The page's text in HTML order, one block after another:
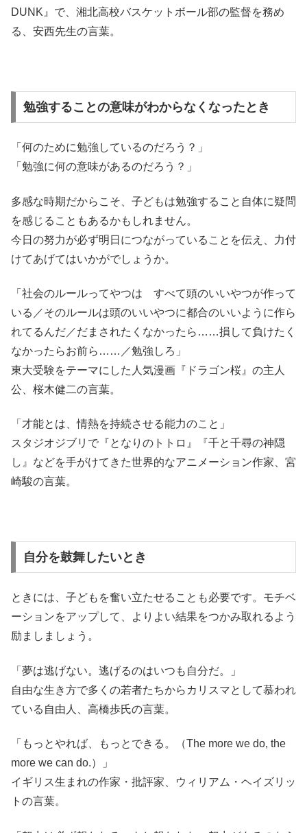
DUNK』で、湘北高校バスケットボール部の監督を務め
る、安西先生の言葉。
勉強することの意味がわからなくなったとき
「何のために勉強しているのだろう？」
「勉強に何の意味があるのだろう？」
多感な時期だからこそ、子どもは勉強すること自体に疑問
を感じることもあるかもしれません。
今日の努力が必ず明日につながっていることを伝え、力付
けてあげてはいかがでしょうか。
「社会のルールってやつは すべて頭のいいやつが作って
いる／そのルールは頭のいいやつに都合のいいように作ら
れてるんだ／だまされたくなかったら……損して負けたく
なかったらお前ら……／勉強しろ」
東大受験をテーマにした人気漫画『ドラゴン桜』の主人
公、桜木健二の言葉。
「才能とは、情熱を持続させる能力のこと」
スタジオジブリで『となりのトトロ』『千と千尋の神隠
し』などを手がけてきた世界的なアニメーション作家、宮
崎駿の言葉。
自分を鼓舞したいとき
ときには、子どもを奮い立たせることも必要です。モチベ
ーションをアップして、よりよい結果をつかみ取れるよう
励ましましょう。
「夢は逃げない。逃げるのはいつも自分だ。」
自由な生き方で多くの若者たちからカリスマとして慕われ
ている自由人、高橋歩氏の言葉。
「もっとやれば、もっとできる。（The more we do, the
more we can do.）」
イギリス生まれの作家・批評家、ウィリアム・ヘイズリッ
トの言葉。